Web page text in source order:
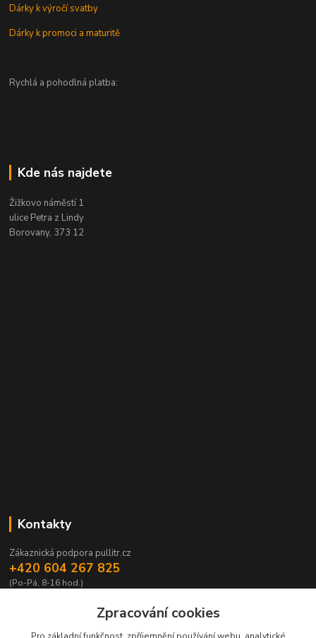
Dárky k výročí svatby
Dárky k promoci a maturitě
Rychlá a pohodlná platba:
Kde nás najdete
Žižkovo náměstí 1
ulice Petra z Lindy
Borovany, 373 12
Kontakty
Zákaznická podpora pullitr.cz
+420 604 267 825
(Po-Pá, 8-16 hod.)
Zpracování cookies